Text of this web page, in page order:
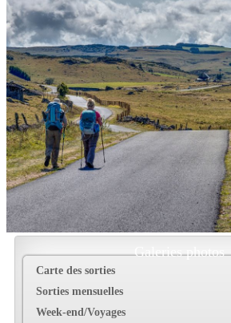
Galeries photos
Carte des sorties
Sorties mensuelles
Week-end/Voyages